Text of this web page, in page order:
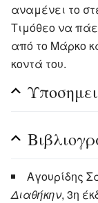
αναμένει το
Τιμόθεο να
από το Μάρκο
κοντά του.
Αγουρίδης
Διαθήκην, 3η